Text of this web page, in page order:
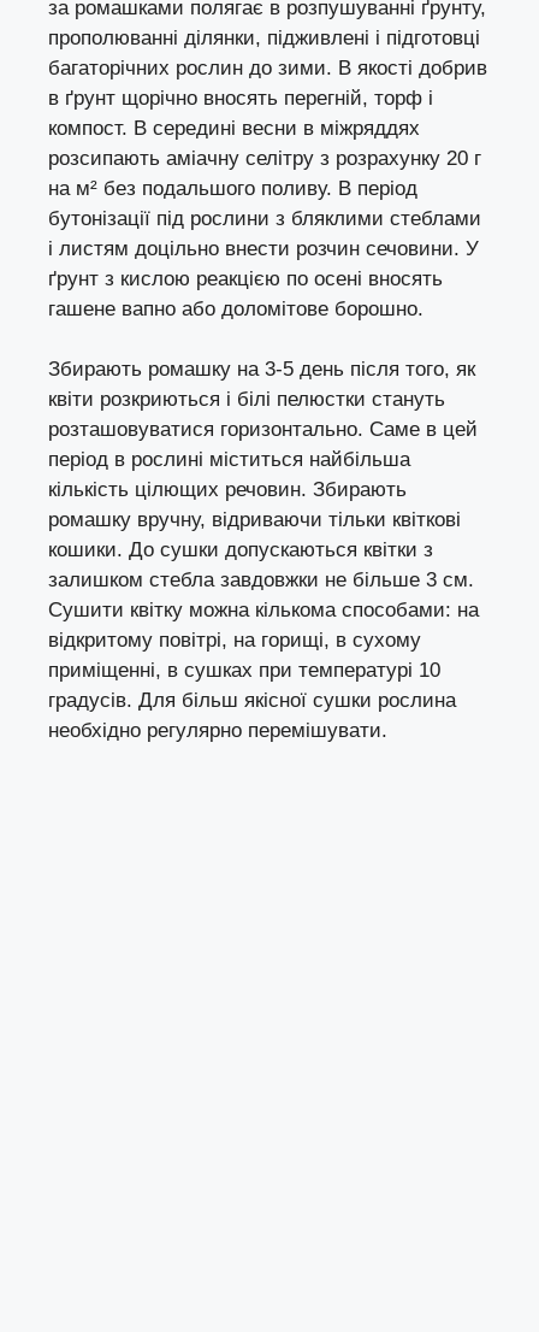
за ромашками полягає в розпушуванні ґрунту,
прополюванні ділянки, підживлені і підготовці
багаторічних рослин до зими. В якості добрив
в ґрунт щорічно вносять перегній, торф і
компост. В середині весни в міжряддях
розсипають аміачну селітру з розрахунку 20 г
на м² без подальшого поливу. В період
бутонізації під рослини з бляклими стеблами
і листям доцільно внести розчин сечовини. У
ґрунт з кислою реакцією по осені вносять
гашене вапно або доломітове борошно.
Збирають ромашку на 3-5 день після того, як
квіти розкриються і білі пелюстки стануть
розташовуватися горизонтально. Саме в цей
період в рослині міститься найбільша
кількість цілющих речовин. Збирають
ромашку вручну, відриваючи тільки квіткові
кошики. До сушки допускаються квітки з
залишком стебла завдовжки не більше 3 см.
Сушити квітку можна кількома способами: на
відкритому повітрі, на горищі, в сухому
приміщенні, в сушках при температурі 10
градусів. Для більш якісної сушки рослина
необхідно регулярно перемішувати.